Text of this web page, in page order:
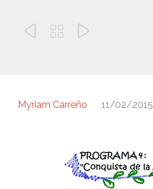
  
Myriam Carreño 11/02/2015